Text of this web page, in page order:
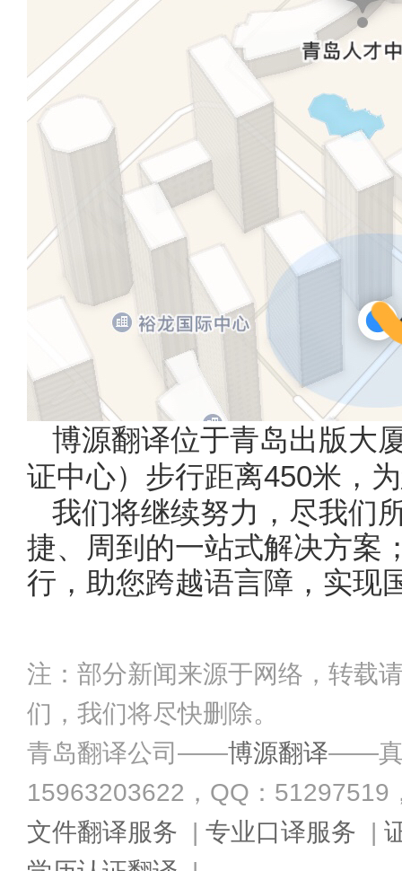
博源翻译位于青岛出版大
证中心）步行距离450米，
我们将继续努力，尽我们
捷、周到的一站式解决方案
行，助您跨越语言障，实现
注：部分新闻来源于网络，转载
们，我们将尽快删除。
青岛翻译公司——博源翻译——真
15963203622，QQ：51297519
文件翻译服务 | 专业口译服务 |